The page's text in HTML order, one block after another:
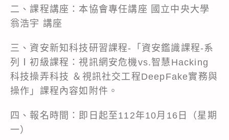
二、課程講座：本協會專任講座 國立中央大學
翁浩宇 講座
三、資安新知科技研習課程-「資安鑑識課程-系
列Ⅰ初級課程：視訊網安危機vs.智慧Hacking
科技操弄科技 ＆視訊社交工程DeepFake實務與
操作」課程內容如附件。
四、報名時間：即日起至112年10月16日（星期
一）